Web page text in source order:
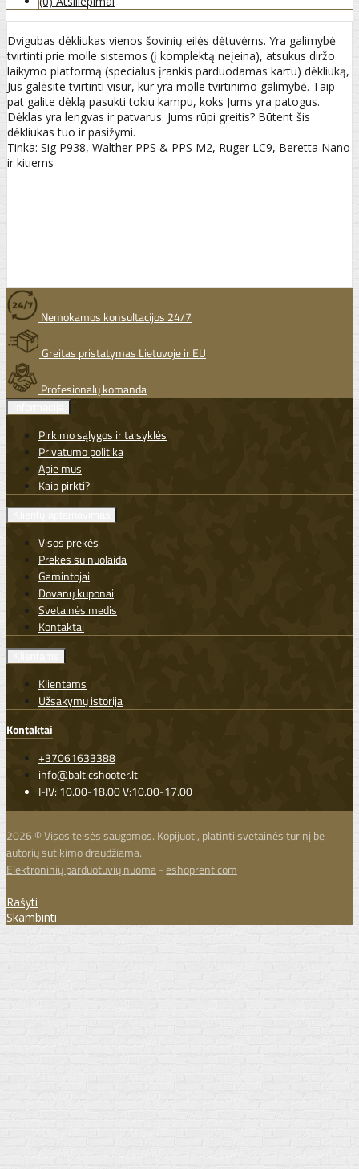
Dvigubas dėkliukas vienos šovinių eilės dėtuvėms. Yra galimybė
tvirtinti prie molle sistemos (į komplektą neįeina), atsukus diržo
laikymo platformą (specialus įrankis parduodamas kartu) dėkliuką,
Jūs galėsite tvirtinti visur, kur yra molle tvirtinimo galimybė. Taip
pat galite dėklą pasukti tokiu kampu, koks Jums yra patogus.
Dėklas yra lengvas ir patvarus. Jums rūpi greitis? Būtent šis
dėkliukas tuo ir pasižymi.
Tinka: Sig P938, Walther PPS & PPS M2, Ruger LC9, Beretta Nano
ir kitiems
Nemokamos konsultacijos 24/7
Greitas pristatymas Lietuvoje ir EU
Profesionalų komanda
Pirkimo sąlygos ir taisyklės
Privatumo politika
Apie mus
Kaip pirkti?
Visos prekės
Prekės su nuolaida
Gamintojai
Dovanų kuponai
Svetainės medis
Kontaktai
Klientams
Užsakymų istorija
Kontaktai
+37061633388
info@balticshooter.lt
I-IV: 10.00-18.00 V:10.00-17.00
2026 © Visos teisės saugomos. Kopijuoti, platinti svetainės turinį be
autorių sutikimo draudžiama.
Elektroninių parduotuvių nuoma-eshoprent.com
Rašyti
Skambinti